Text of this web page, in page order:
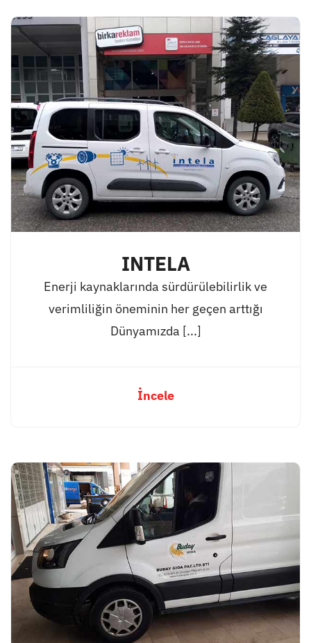
INTELA
Enerji kaynaklarında sürdürülebilirlik ve
verimliliğin öneminin her geçen arttığı
Dünyamızda [...]
İncele